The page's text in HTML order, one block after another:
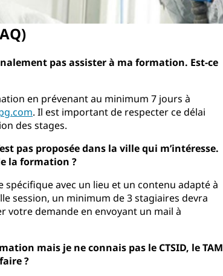
pas assister à ma formation. Est-ce
en prévenant au minimum 7 jours à
. Il est important de respecter ce délai
des stages.
pas proposée dans la ville qui m’intéresse.
la formation ?
avec un lieu et un contenu adapté à
session, un minimum de 3 stagiaires devra
votre demande en envoyant un mail à
mais je ne connais pas le CTSID, le TAM
?